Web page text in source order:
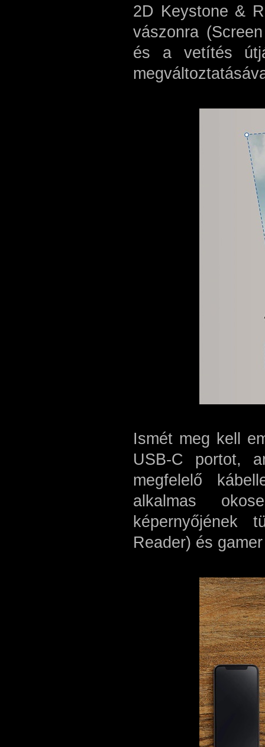
2D Keystone &
vászonra
és a vetítés
Ismét meg kell
USB-C portot,
megfelelő
alkalmas
képernyőjének
Reader) és